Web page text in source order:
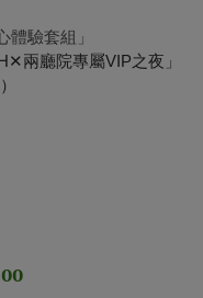
體驗套組」
兩廳院專屬VIP之夜」